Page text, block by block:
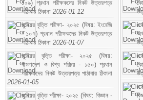
১০৯) প্রধান পরীক্ষকদের নিকট উত্তরপত্র
পাঠাবার ঠিকানা 2026-01-12
জুনিয়র বৃত্তি পরীক্ষা- ২০২৫ (বিষয়: ইংরেজি
- ১০৭) প্রধান পরীক্ষকদের নিকট উত্তরপত্র
পাঠাবার ঠিকানা 2026-01-07
জুনিয়র বৃত্তি পরীক্ষা- ২০২৫ (বিষয়:
বাংলাদেশ ও বিশ্ব পরিচয় - ১৫০) প্রধান
পরীক্ষকদের নিকট উত্তরপত্র পাঠাবার ঠিকানা
2026-01-05
জুনিয়র বৃত্তি পরীক্ষা- ২০২৫ (বিষয়: বিজ্ঞান -